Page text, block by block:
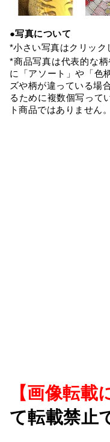
●写真について
*小さい写真はクリック
*商品写真は代表的な
に「アソート」や「色
ズや柄が違っている場
るために複数個写って
ト商品ではありません。
【画像転載
て転載禁止